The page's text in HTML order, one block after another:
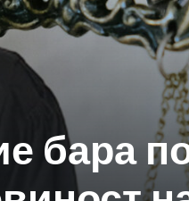
бара